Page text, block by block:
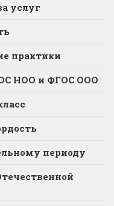
услуг
практики
НОО и ФГОС ООО
периоду